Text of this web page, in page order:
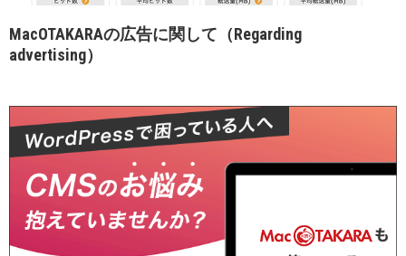
MacOTAKARAの広告に関して（Regarding
advertising）